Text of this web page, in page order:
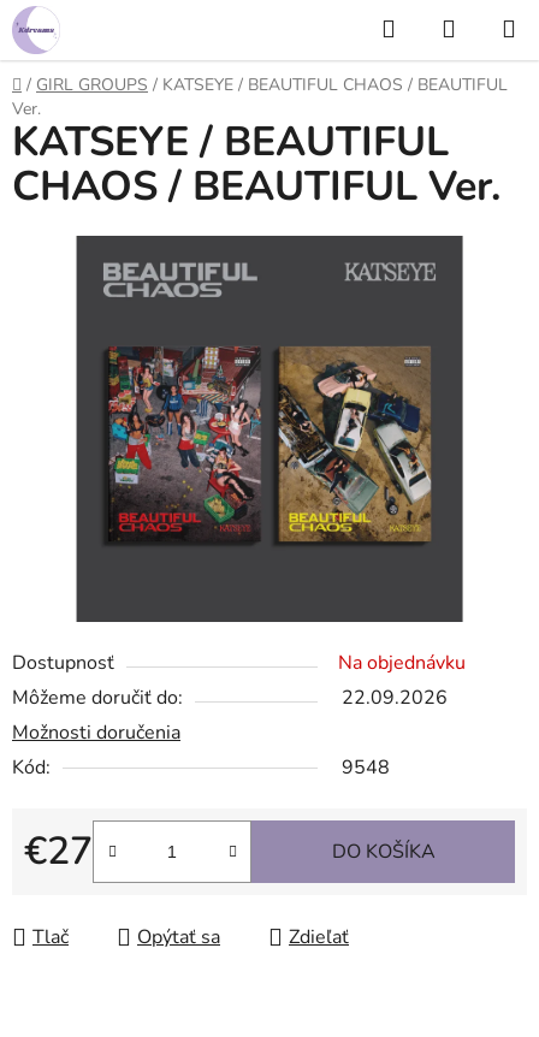
Prejsť
na
obsah
Hľadať
KOŠÍK
Domov
/ GIRL GROUPS / KATSEYE / BEAUTIFUL CHAOS / BEAUTIFUL
Ver.
Dostupnosť
Na objednávku
Môžeme doručiť do:
22.09.2026
Možnosti doručenia
Kód:
9548
€27
Jednotková cena:
DO KOŠÍKA
Tlač Opýtať sa Zdieľať
KATSEYE / BEAUTIFUL
CHAOS / BEAUTIFUL Ver.